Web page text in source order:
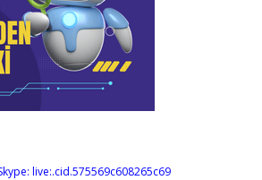
live:.cid.575569c608265c69